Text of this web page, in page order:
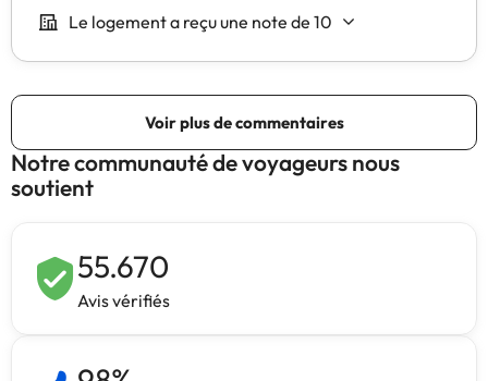
Notre communauté de voyageurs nous
soutient
55.670
Avis vérifiés